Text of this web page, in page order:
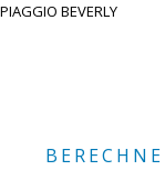
PIAGGIO BEVERLY